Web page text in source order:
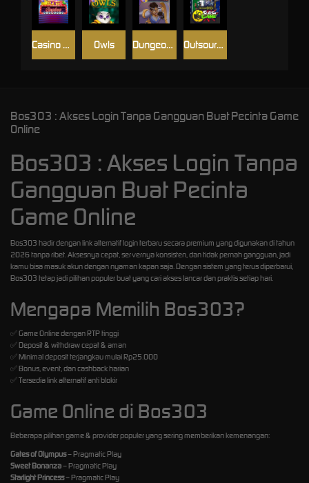
Casino Win Spin Dungeon Quest Outsourced: Slash Game
Owls
Bos303 : Akses Login Tanpa Gangguan Buat Pecinta Game
Online
Bos303 : Akses Login Tanpa
Gangguan Buat Pecinta
Game Online
Bos303 hadir dengan link alternatif login terbaru secara premium yang digunakan di tahun
2026 tanpa ribet. Aksesnya cepat, servernya konsisten, dan tidak pernah gangguan, jadi
kamu bisa masuk akun dengan nyaman kapan saja. Dengan sistem yang terus diperbarui,
Bos303 tetap jadi pilihan populer buat yang cari akses lancar dan praktis setiap hari.
Mengapa Memilih Bos303?
✅ Game Online dengan RTP tinggi
✅ Deposit & withdraw cepat & aman
✅ Minimal deposit terjangkau mulai Rp25.000
✅ Bonus, event, dan cashback harian
✅ Tersedia link alternatif anti blokir
Game Online di Bos303
Beberapa pilihan game & provider populer yang sering memberikan kemenangan:
Gates of Olympus– Pragmatic Play
Sweet Bonanza– Pragmatic Play
Starlight Princess– Pragmatic Play